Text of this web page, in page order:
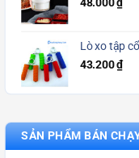
48.000₫
Lò xo tập
43.200₫
SẢN PHẨM BÁN